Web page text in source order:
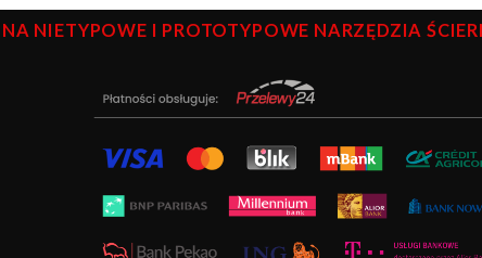
NIETYPOWE I PROTOTYPOWE NARZĘDZIA